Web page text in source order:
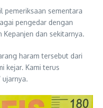
pemeriksaan sementara
pengedar dengan
dan sekitarnya.
haram tersebut dari
kejar. Kami terus
ujarnya.